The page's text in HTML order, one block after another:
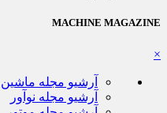
MACHINE MAGAZINE
×
آرشیو مجله ماشین
آرشیو مجله نوآور